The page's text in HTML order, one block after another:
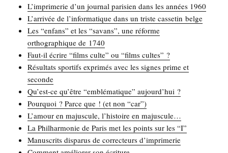
L’imprimerie d’un jour­nal pari­sien dans les années 1960
L’arrivée de l’informatique dans un triste cas­se­tin belge
Les “enfans” et les “savans”, une réforme
ortho­gra­phique de 1740
Faut-il écrire “films culte” ou “films cultes” ?
Résul­tats spor­tifs expri­més avec les signes prime et
seconde
Qu’est-ce qu’être “emblé­ma­tique” aujourd’hui ?
Pour­quoi ? Parce que ! (et non “car”)
L’amour en majus­cule, l’histoire en majuscule…
La Phil­har­mo­nie de Paris met les points sur les “I”
Manus­crits dis­pa­rus de cor­rec­teurs d’imprimerie